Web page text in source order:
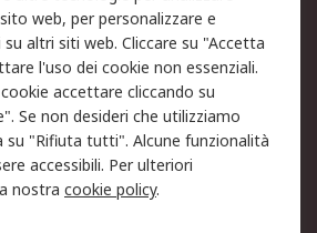
Aggiornata
Termini d'uso
Condizioni generali di
servizio
web, per personalizzare e
su altri siti web. Cliccare su "Accetta
l'uso dei cookie non essenziali.
accettare cliccando su
Se non desideri che utilizziamo
su "Rifiuta tutti". Alcune funzionalità
accessibili. Per ulteriori
nostra cookie policy.